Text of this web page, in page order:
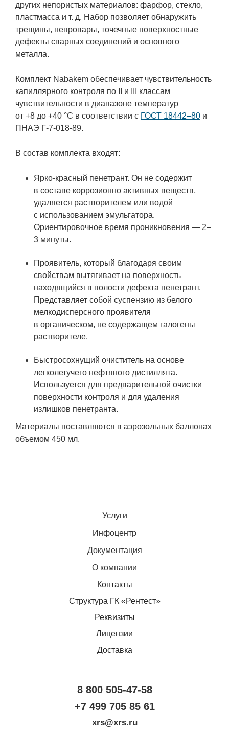
других непористых материалов: фарфор, стекло,
пластмасса и т. д. Набор позволяет обнаружить
трещины, непровары, точечные поверхностные
дефекты сварных соединений и основного
металла.
Комплект Nabakem обеспечивает чувствительность
капиллярного контроля по II и III классам
чувствительности в диапазоне температур
от +8 до +40 °C в соответствии с ГОСТ 18442–80 и
ПНАЭ Г-7-018-89.
В состав комплекта входят:
Ярко-красный пенетрант. Он не содержит
в составе коррозионно активных веществ,
удаляется растворителем или водой
с использованием эмульгатора.
Ориентировочное время проникновения — 2–
3 минуты.
Проявитель, который благодаря своим
свойствам вытягивает на поверхность
находящийся в полости дефекта пенетрант.
Представляет собой суспензию из белого
мелкодисперсного проявителя
в органическом, не содержащем галогены
растворителе.
Быстросохнущий очиститель на основе
легколетучего нефтяного дистиллята.
Используется для предварительной очистки
поверхности контроля и для удаления
излишков пенетранта.
Материалы поставляются в аэрозольных баллонах
объемом 450 мл.
Услуги
Инфоцентр
Документация
О компании
Контакты
Структура ГК «Рентест»
Реквизиты
Лицензии
Доставка
8 800 505-47-58
+7 499 705 85 61
xrs@xrs.ru